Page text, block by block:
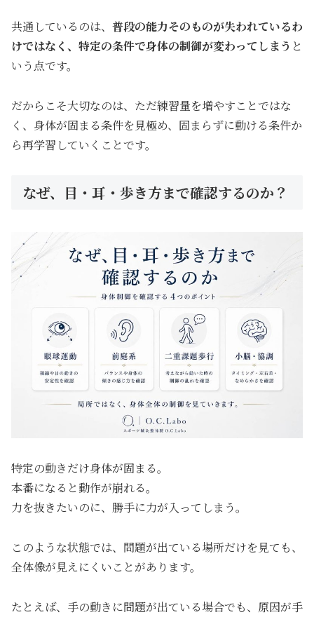
共通しているのは、 普段の能力そのものが失われているわ
けではなく、特定の条件で身体の制御が変わってしまう と
いう点です。
だからこそ大切なのは、ただ練習量を増やすことではな
く、身体が固まる条件を見極め、固まらずに動ける条件か
ら再学習していくことです。
なぜ、目・耳・歩き方まで確認するのか？
特定の動きだけ身体が固まる。
本番になると動作が崩れる。
力を抜きたいのに、勝手に力が入ってしまう。
このような状態では、問題が出ている場所だけを見ても、
全体像が見えにくいことがあります。
たとえば、手の動きに問題が出ている場合でも、原因が手